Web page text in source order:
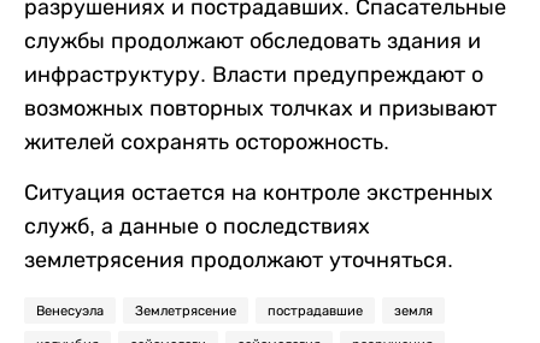
разрушениях и пострадавших. Спасательные
службы продолжают обследовать здания и
инфраструктуру. Власти предупреждают о
возможных повторных толчках и призывают
жителей сохранять осторожность.
Ситуация остается на контроле экстренных
служб, а данные о последствиях
землетрясения продолжают уточняться.
Венесуэла Землетрясение пострадавшие земля